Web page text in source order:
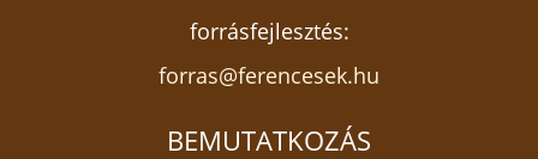
forrásfejlesztés:
forras@ferencesek.hu
BEMUTATKOZÁS